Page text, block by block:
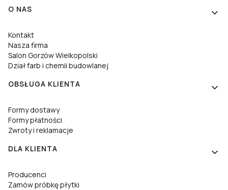
Linki w stopce
O NAS
Kontakt
Nasza firma
Salon Gorzów Wielkopolski
Dział farb i chemii budowlanej
OBSŁUGA KLIENTA
Formy dostawy
Formy płatności
Zwroty i reklamacje
DLA KLIENTA
Producenci
Zamów próbkę płytki